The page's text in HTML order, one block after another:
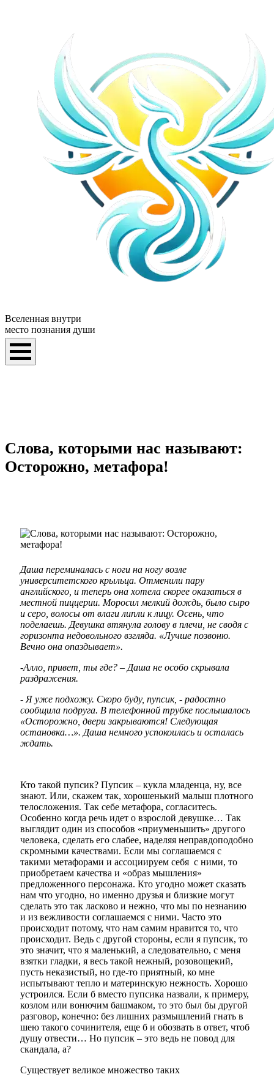
Вселенная внутри
место познания души
Слова, которыми нас называют:
Осторожно, метафора!
Даша переминалась с ноги на ногу возле
университетского крыльца. Отменили пару
английского, и теперь она хотела скорее оказаться в
местной пиццерии. Моросил мелкий дождь, было сыро
и серо, волосы от влаги липли к лицу. Осень, что
поделаешь. Девушка втянула голову в плечи, не сводя с
горизонта недовольного взгляда. «Лучше позвоню.
Вечно она опаздывает».
-Алло, привет, ты где? – Даша не особо скрывала
раздражения.
- Я уже подхожу. Скоро буду, пупсик, - радостно
сообщила подруга. В телефонной трубке послышалось
«Осторожно, двери закрываются! Следующая
остановка…». Даша немного успокоилась и осталась
ждать.
Кто такой пупсик? Пупсик – кукла младенца, ну, все
знают. Или, скажем так, хорошенький малыш плотного
телосложения. Так себе метафора, согласитесь.
Особенно когда речь идет о взрослой девушке… Так
выглядит один из способов «приуменьшить» другого
человека, сделать его слабее, наделяя неправдоподобно
скромными качествами. Если мы соглашаемся с
такими метафорами и ассоциируем себя с ними, то
приобретаем качества и «образ мышления»
предложенного персонажа. Кто угодно может сказать
нам что угодно, но именно друзья и близкие могут
сделать это так ласково и нежно, что мы по незнанию
и из вежливости соглашаемся с ними. Часто это
происходит потому, что нам самим нравится то, что
происходит. Ведь с другой стороны, если я пупсик, то
это значит, что я маленький, а следовательно, с меня
взятки гладки, я весь такой нежный, розовощекий,
пусть неказистый, но где-то приятный, ко мне
испытывают тепло и материнскую нежность. Хорошо
устроился. Если б вместо пупсика назвали, к примеру,
козлом или вонючим башмаком, то это был бы другой
разговор, конечно: без лишних размышлений гнать в
шею такого сочинителя, еще б и обозвать в ответ, чтоб
душу отвести… Но пупсик – это ведь не повод для
скандала, а?
Существует великое множество таких